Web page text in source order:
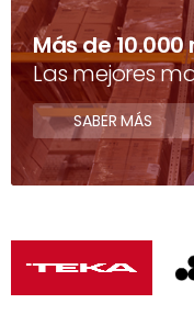
Más de
Las mejores
SABER MÁS